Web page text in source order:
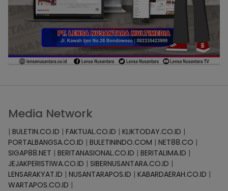
Media Network
| BULETIN.CO.ID | FAKTUAL.CO.ID | KLIKTODAY.CO.ID |
PORTALBANGSA.CO.ID | BULETININDO.COM | NET88.CO |
SIGAP88.NET | BERITANASIONAL.CO.ID | BERITALIMA.ID |
JEJAKPERISTIWA.CO.ID | SIBERNUSANTARA.CO.ID |
LENSARAKYAT.ID | NUSANTARAPOS.ID | KABARDAERAH.CO.ID |
WARTAPOS.CO.ID |